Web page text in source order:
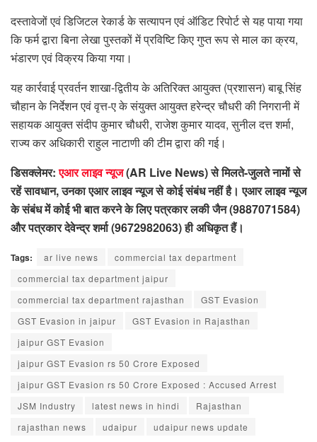
दस्तावेजों एवं डिजिटल रेकार्ड के सत्यापन एवं ऑडिट रिपोर्ट से यह पाया गया
कि फर्म द्वारा बिना लेखा पुस्तकों में प्रविष्टि किए गुप्त रूप से माल का क्रय,
भंडारण एवं विक्रय किया गया।
यह कार्रवाई प्रवर्तन शाखा-द्वितीय के अतिरिक्त आयुक्त (प्रशासन) बाबू सिंह
चौहान के निर्देशन एवं वृत्त-ए के संयुक्त आयुक्त हरेन्द्र चौधरी की निगरानी में
सहायक आयुक्त संदीप कुमार चौधरी, राजेश कुमार यादव, सुनील दत्त शर्मा,
राज्य कर अधिकारी राहुल नाटाणी की टीम द्वारा की गई।
डिसक्लेमर:एआर लाइव न्यूज(AR Live News) से मिलते-जुलते नामों से
रहें सावधान, उनका एआर लाइव न्यूज से कोई संबंध नहीं है। एआर लाइव न्यूज
के संबंध में कोई भी बात करने के लिए पत्रकार लकी जैन (9887071584)
और पत्रकार देवेन्द्र शर्मा (9672982063) ही अधिकृत हैं।
Tags: ar live news
commercial tax department
commercial tax department jaipur
commercial tax department rajasthan
GST Evasion
GST Evasion in jaipur
GST Evasion in Rajasthan
jaipur GST Evasion
jaipur GST Evasion rs 50 Crore Exposed
jaipur GST Evasion rs 50 Crore Exposed : Accused Arrest
JSM Industry
latest news in hindi
Rajasthan
rajasthan news
udaipur udaipur news update